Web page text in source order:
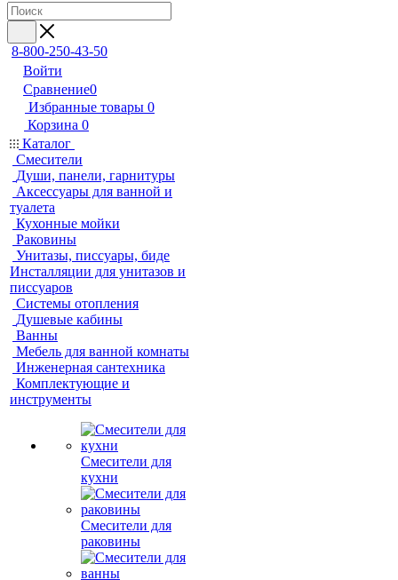
8-800-250-43-50
Войти
Сравнение0
Избранные товары 0
Корзина 0
Каталог
Смесители
Души, панели, гарнитуры
Аксессуары для ванной и
туалета
Кухонные мойки
Раковины
Унитазы, писсуары, биде
Инсталляции для унитазов и
писсуаров
Системы отопления
Душевые кабины
Ванны
Мебель для ванной комнаты
Инженерная сантехника
Комплектующие и
инструменты
Смесители для
кухни
Смесители для
раковины